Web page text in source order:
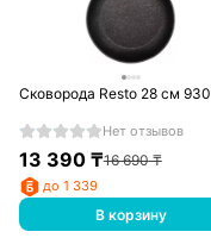
Сковорода Resto 28 см
Нет отзывов
13 390₸16 690₸
до 1 339
В корзину